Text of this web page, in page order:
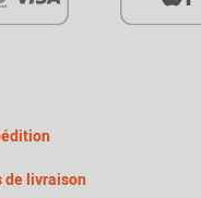
de livraison